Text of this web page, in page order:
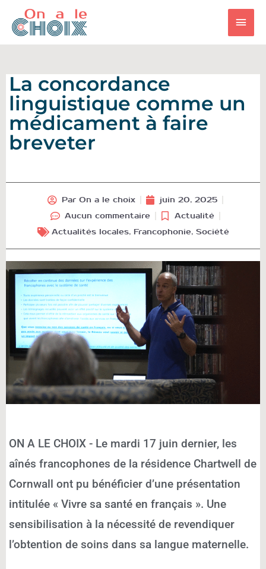
contenu
La concordance
linguistique comme un
médicament à faire
breveter
Par On a le choix
juin 20, 2025
Aucun commentaire
Actualité
Actualités locales, Francophonie, Société
ON A LE CHOIX - Le mardi 17 juin dernier, les
aînés francophones de la résidence Chartwell de
Cornwall ont pu bénéficier d’une présentation
intitulée « Vivre sa santé en français ». Une
sensibilisation à la nécessité de revendiquer
l’obtention de soins dans sa langue maternelle.